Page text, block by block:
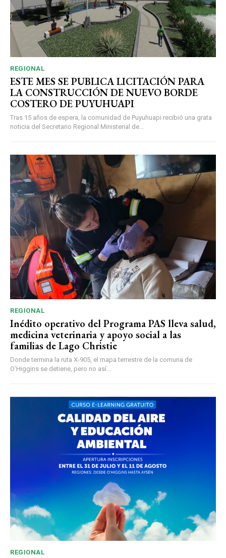
REGIONAL
ESTE MES SE PUBLICA LICITACIÓN PARA
LA CONSTRUCCIÓN DE NUEVO BORDE
COSTERO DE PUYUHUAPI
Tras 15 años de espera, la comunidad de Puyuhuapi recibió una grata
noticia del Secretario Regional Ministerial de...
REGIONAL
Inédito operativo del Programa PAS lleva salud,
medicina veterinaria y apoyo social a las
familias de Lago Christie
Donde termina la ruta X-905, el mapa terrestre de la comuna de
O’Higgins se detiene, pero no así...
REGIONAL